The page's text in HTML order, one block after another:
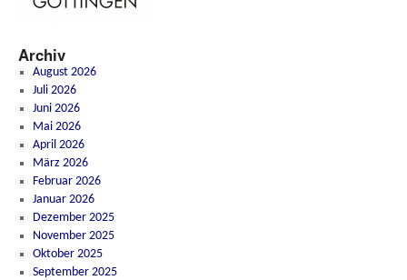
Archiv
August 2026
Juli 2026
Juni 2026
Mai 2026
April 2026
März 2026
Februar 2026
Januar 2026
Dezember 2025
November 2025
Oktober 2025
September 2025